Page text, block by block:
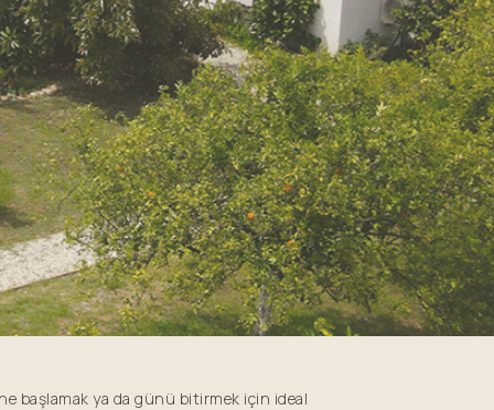
başlamak ya da günü bitirmek için ideal